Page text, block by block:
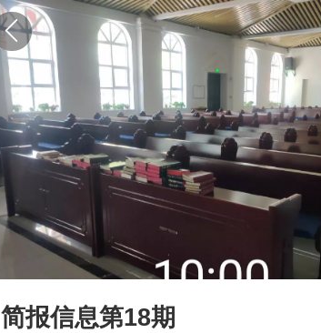
简报信息第18期